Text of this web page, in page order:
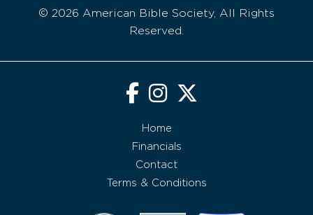
© 2026 American Bible Society, All Rights
Reserved.
Home
Financials
Contact
Terms & Conditions